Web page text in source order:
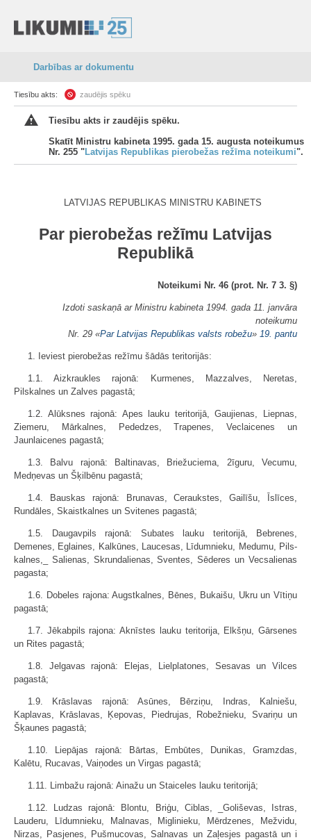
Darbības ar dokumentu
Tiesību akts: zaudējis spēku
Tiesību akts ir zaudējis spēku.
Skatīt Ministru kabineta 1995. gada 15. augusta noteikumus
Nr. 255 "Latvijas Republikas pierobežas režīma noteikumi".
LATVIJAS REPUBLIKAS MINISTRU KABINETS
Par pierobežas režīmu Latvijas
Republikā
Noteikumi Nr. 46 (prot. Nr. 7 3. §)
Izdoti saskaņā ar Ministru kabineta 1994. gada 11. janvāra
noteikumu
Nr. 29 «Par Latvijas Republikas valsts robežu» 19. pantu
1. Ieviest pierobežas režīmu šādās teritorijās:
1.1. Aizkraukles rajonā: Kurmenes, Mazzalves, Neretas,
Pilskalnes un Zalves pagastā;
1.2. Alūksnes rajonā: Apes lauku teritorijā, Gaujienas, Liepnas,
Ziemeru, Mārkalnes, Pededzes, Trapenes, Veclaicenes un
Jaunlaicenes pagastā;
1.3. Balvu rajonā: Baltinavas, Briežuciema, 2īguru, Vecumu,
Medņevas un Šķilbēnu pagastā;
1.4. Bauskas rajonā: Brunavas, Ceraukstes, Gailīšu, Īslīces,
Rundāles, Skaistkalnes un Svitenes pagastā;
1.5. Daugavpils rajonā: Subates lauku teritorijā, Bebrenes,
Demenes, Eglaines, Kalkūnes, Laucesas, Līdumnieku, Medumu, Pils-
kalnes,_ Salienas, Skrundalienas, Sventes, Sēderes un Vecsalienas
pagasta;
1.6. Dobeles rajona: Augstkalnes, Bēnes, Bukaišu, Ukru un Vītiņu
pagastā;
1.7. Jēkabpils rajona: Aknīstes lauku teritorija, Elkšņu, Gārsenes
un Rites pagastā;
1.8. Jelgavas rajonā: Elejas, Lielplatones, Sesavas un Vilces
pagastā;
1.9. Krāslavas rajonā: Asūnes, Bērziņu, Indras, Kalniešu,
Kaplavas, Krāslavas, Ķepovas, Piedrujas, Robežnieku, Svariņu un
Šķaunes pagastā;
1.10. Liepājas rajonā: Bārtas, Embūtes, Dunikas, Gramzdas,
Kalētu, Rucavas, Vaiņodes un Virgas pagastā;
1.11. Limbažu rajonā: Ainažu un Staiceles lauku teritorijā;
1.12. Ludzas rajonā: Blontu, Briģu, Ciblas, _Goliševas, Istras,
Lauderu, Līdumnieku, Malnavas, Miglinieku, Mērdzenes, Mežvidu,
Nirzas, Pasjenes, Pušmucovas, Salnavas un Zaļesjes pagastā un i